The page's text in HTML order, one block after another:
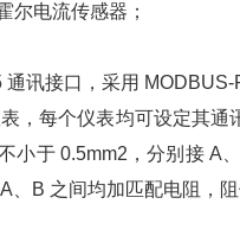
尔电流传感器；
讯接口，采用
，每个仪表均可设定其
小于 0.5mm2，分别接 A
、B 之间均加匹配电阻，